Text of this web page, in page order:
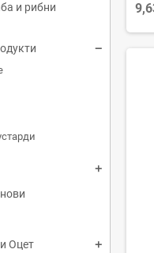
и рибни
Оцет